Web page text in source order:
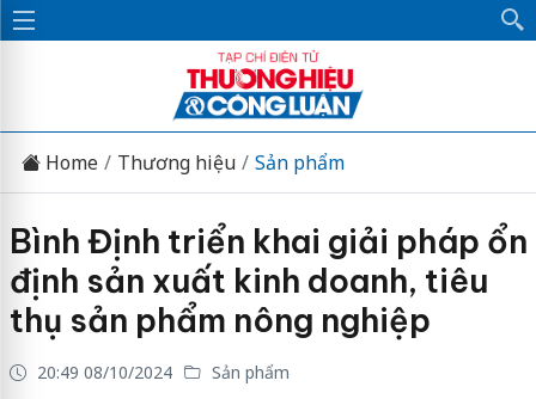
Home Thương hiệu Sản phẩm
Bình Định triển khai giải pháp ổn
định sản xuất kinh doanh, tiêu
thụ sản phẩm nông nghiệp
20:49 08/10/2024 Sản phẩm